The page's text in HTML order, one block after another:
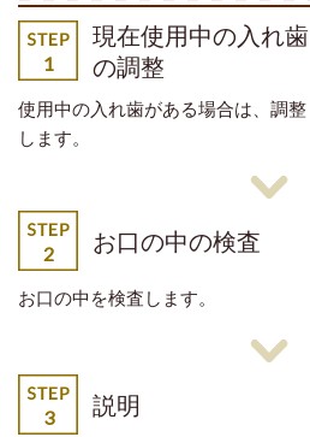
現在使用中の入れ歯
の調整
使用中の入れ歯がある場合は、調整
します。
お口の中の検査
お口の中を検査します。
説明